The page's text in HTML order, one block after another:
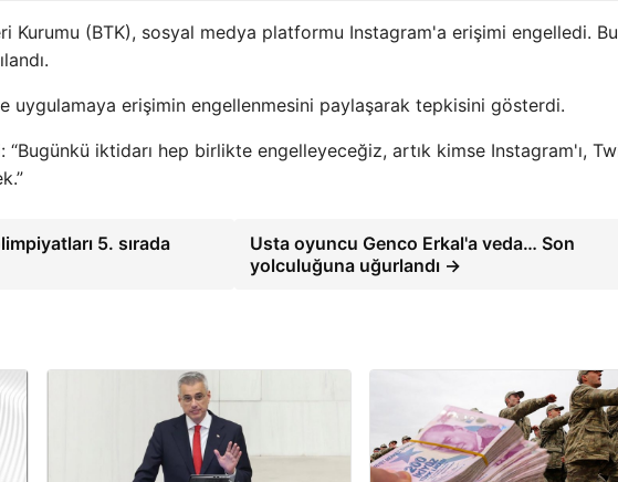
Kurumu (BTK), sosyal medya platformu Instagram'a erişimi engelledi.
uygulamaya erişimin engellenmesini paylaşarak tepkisini gösterdi.
“Bugünkü iktidarı hep birlikte engelleyeceğiz, artık kimse Instagram'ı,
5. sırada
Usta oyuncu Genco Erkal'a veda… Son
yolculuğuna uğurlandı →